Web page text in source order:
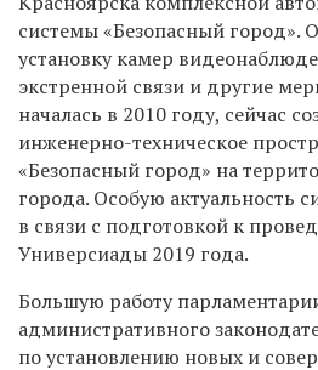
системы «Безопасный город».
установку камер
экстренной связи и другие
началась в 2010 году, сейчас
инженерно-техническое
«Безопасный город» на
города. Особую актуальность
в связи с подготовкой к
Универсиады 2019 года.
Большую работу
административного
по установлению новых и